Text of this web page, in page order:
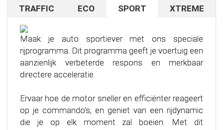
TRAFFIC ECO SPORT XTREME
Rijd je op onbekend terrein of in druk verkeer? Geen
probleem - activeer gewoon het TRAFFIC
rijprogramma.
In deze modus reageert je gaspedaal minder
gevoelig, vooral tijdens het optrekken. Dit betekent
rijervaring. Geniet van het rijden met meer rust en
controle, ongeacht de situatie.
Wil je besparen op brandstof? Met dit slimme
rijprogramma is dat geen probleem. Het helpt je
het gemiddelde brandstofverbruik van je auto
aanzienlijk te verlagen – mits je een paar
eenvoudige regels voor zuinig rijden volgt.
ontwikkelde programma te gebruiken, kun je
brandstof efficiënter gebruiken, waardoor je niet
alleen je portemonnee, maar ook het milieu spaart.
Maak je auto sportiever met ons speciale
rijprogramma. Dit programma geeft je voertuig een
aanzienlijk verbeterde respons en merkbaar
directere acceleratie.
Ervaar hoe de motor sneller en efficiënter reageert
op je commando's, en geniet van een rijdynamic
die je op elk moment zal boeien. Met dit
Als je nog meer zoekt na het uitproberen van ons
Sport-programma en graag je grenzen verlegt,
hebben wij precies wat je nodig hebt.
Ons geavanceerde rijprogramma is bedoeld voor
degenen die het maximale uit hun rijervaring willen